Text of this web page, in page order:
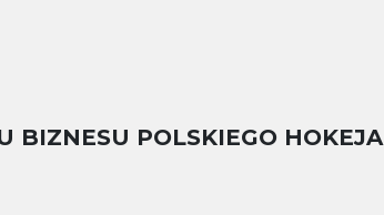
BIZNESU POLSKIEGO HOKEJA